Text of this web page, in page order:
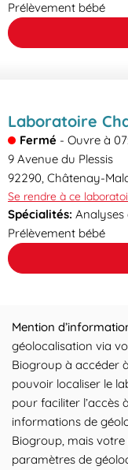
Prélèvement bébé
Laboratoire
Fermé - Ouvre à
9 Avenue du Plessis
92290, Châtenay-
Se rendre à ce
Spécialités: Analyses
Prélèvement bébé
Mention
géolocalisation via
Biogroup à accéder
pouvoir localiser le
pour faciliter l’accès
informations de
Biogroup, mais
paramètres de